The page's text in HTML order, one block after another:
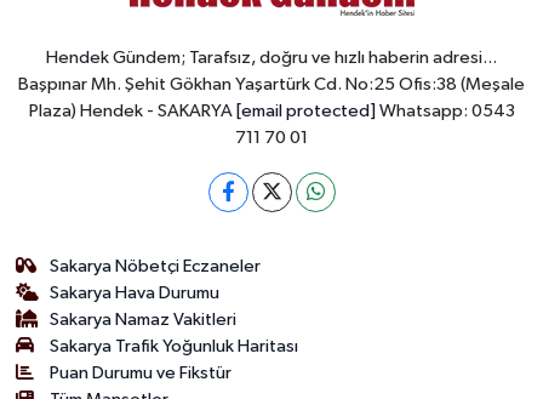
Hendek Gündem; Tarafsız, doğru ve hızlı haberin adresi...
Başpınar Mh. Şehit Gökhan Yaşartürk Cd. No:25 Ofis:38 (Meşale
Plaza) Hendek - SAKARYA [email protected] Whatsapp: 0543
711 70 01
Sakarya Nöbetçi Eczaneler
Sakarya Hava Durumu
Sakarya Namaz Vakitleri
Sakarya Trafik Yoğunluk Haritası
Puan Durumu ve Fikstür